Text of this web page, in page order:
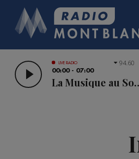
LIVE RADIO
00:00 - 07:00
La
94.60